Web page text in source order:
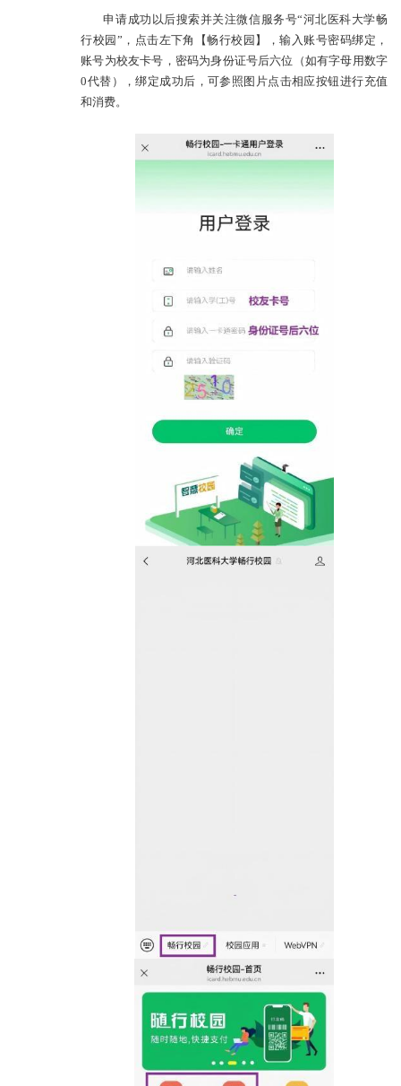
申请成功以后搜索并关注微信服务号“河北医科大学畅
行校园”，点击左下角【畅行校园】，输入账号密码绑定，
账号为校友卡号，密码为身份证号后六位（如有字母用数字
0代替），绑定成功后，可参照图片点击相应按钮进行充值
和消费。